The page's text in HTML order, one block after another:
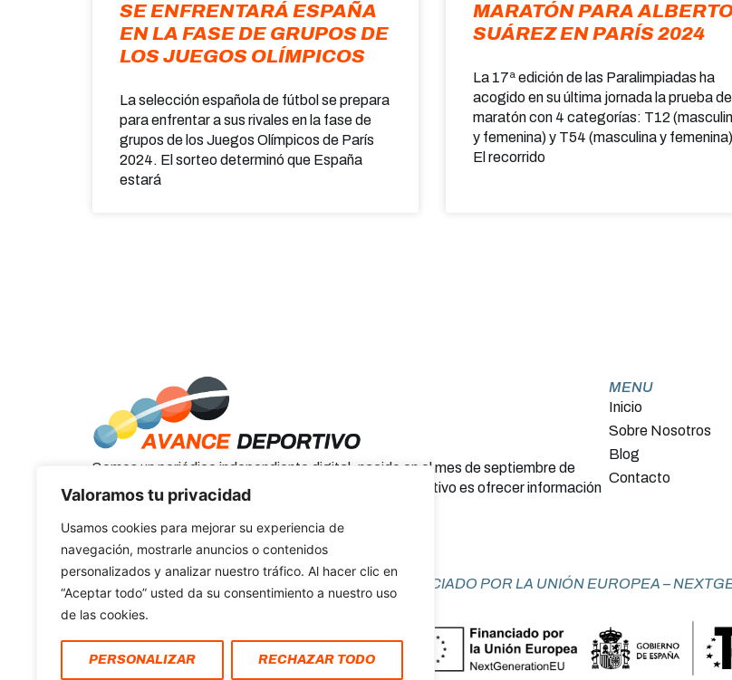
Valoramos tu privacidad
Usamos cookies para mejorar su experiencia de
navegación, mostrarle anuncios o contenidos
personalizados y analizar nuestro tráfico. Al hacer clic en
“Aceptar todo” usted da su consentimiento a nuestro uso
de las cookies.
PERSONALIZAR RECHAZAR TODO
SE ENFRENTARÁ ESPAÑA
EN LA FASE DE GRUPOS DE
LOS JUEGOS OLÍMPICOS
La selección española de fútbol se prepara
para enfrentar a sus rivales en la fase de
grupos de los Juegos Olímpicos de París
2024. El sorteo determinó que España
estará
MARATÓN PARA
SUÁREZ EN PARÍS 2024
La 17ª edición de las Paralimpiadas ha
acogido en su última jornada la prueba de
maratón con 4 categorías: T12
y femenina) y T54 (masculina y
El recorrido
Somos un periódico independiente digital, nacido en el mes de septiembre de
2013. Sus promotores son periodistas cuyo único objetivo es ofrecer información
deportiva de calidad y utilidad.
MENU
Inicio
Sobre Nosotros
Blog
Contacto
FINANCIADO POR LA UNIÓN EUROPEA –